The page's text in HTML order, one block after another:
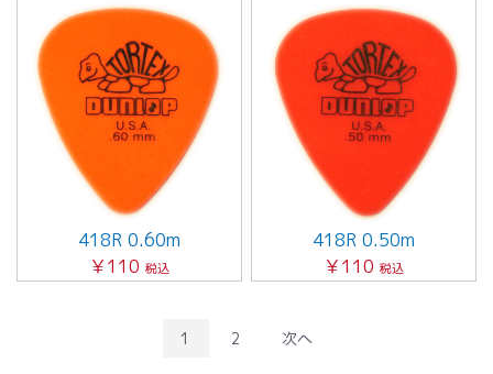
418R 0.60m
￥110 税込
418R 0.50m
￥110 税込
1 2 次へ